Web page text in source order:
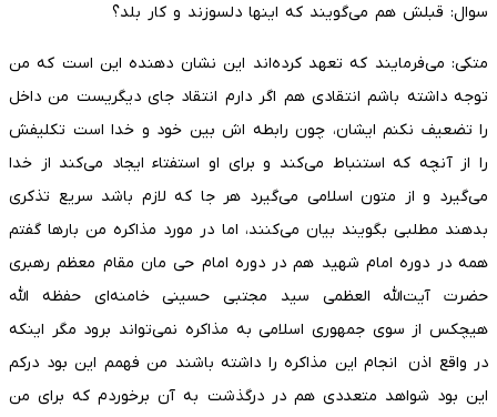
سوال: قبلش هم می‌گویند که اینها دلسوزند و کار بلد؟
متکی: می‌فرمایند که تعهد کرده‌اند این نشان دهنده این است که من
توجه داشته باشم انتقادی هم اگر دارم انتقاد جای دیگریست من داخل
را تضعیف نکنم ایشان، چون رابطه اش بین خود و خدا است تکلیفش
را از آنچه که استنباط می‌کند و برای او استفتاء ایجاد می‌کند از خدا
می‌گیرد و از متون اسلامی می‌گیرد هر جا که لازم باشد سریع تذکری
بدهند مطلبی بگویند بیان می‌کنند، اما در مورد مذاکره من بار‌ها گفتم
همه در دوره امام شهید هم در دوره امام حی مان مقام معظم رهبری
حضرت آیت‌الله العظمی سید مجتبی حسینی خامنه‌ای حفظه الله
هیچکس از سوی جمهوری اسلامی به مذاکره نمی‌تواند برود مگر اینکه
در واقع اذن انجام این مذاکره را داشته باشند من فهمم این بود درکم
این بود شواهد متعددی هم در درگذشت به آن برخوردم که برای من